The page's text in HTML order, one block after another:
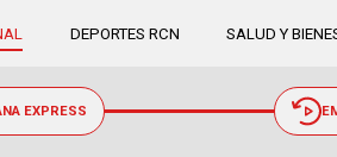
DEPORTES RCN SALUD Y
EXPRESS